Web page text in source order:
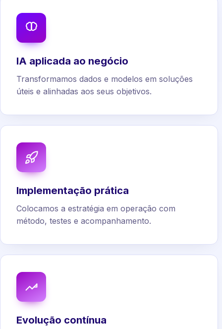
IA aplicada ao negócio
Transformamos dados e modelos em soluções
úteis e alinhadas aos seus objetivos.
Implementação prática
Colocamos a estratégia em operação com
método, testes e acompanhamento.
Evolução contínua